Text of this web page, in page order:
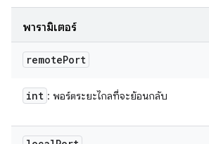
พารามิเตอร์
remotePort
int : พอร์ตระยะไกลที่จะย้อนกลับ